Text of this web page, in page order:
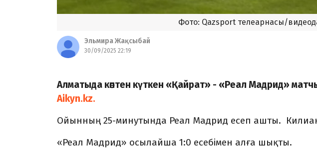
Фото: Qazsport телеарнасы/
Эльмира Жақсыбай
30/09/2025 22:19
Алматыда көптен күткен «Қайрат» - «Реал Мадрид»
Aikyn.kz.
Ойынның 25-минутында Реал Мадрид есеп ашты.
«Реал Мадрид» осылайша 1:0 есебімен алға шықты.